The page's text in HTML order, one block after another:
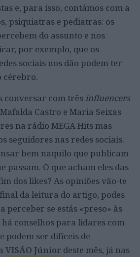
e, para isso, contámos com a
psiquiatras e pediatras: os
do assunto e nos
por exemplo, que os
sociais nos dão podem ter
cérebro.
conversar com três influencers
Castro e Maria Seixas
na rádio MEGA Hits mas
seguidores nas redes sociais.
bem naquilo que publicam
passam. O que acham eles das
dos likes? As opiniões vão-te
da leitura do artigo, podes
perceber se estás «preso» às
há conselhos para lidares com
podem ser difíceis de
VISÃO Júnior deste mês, já nas